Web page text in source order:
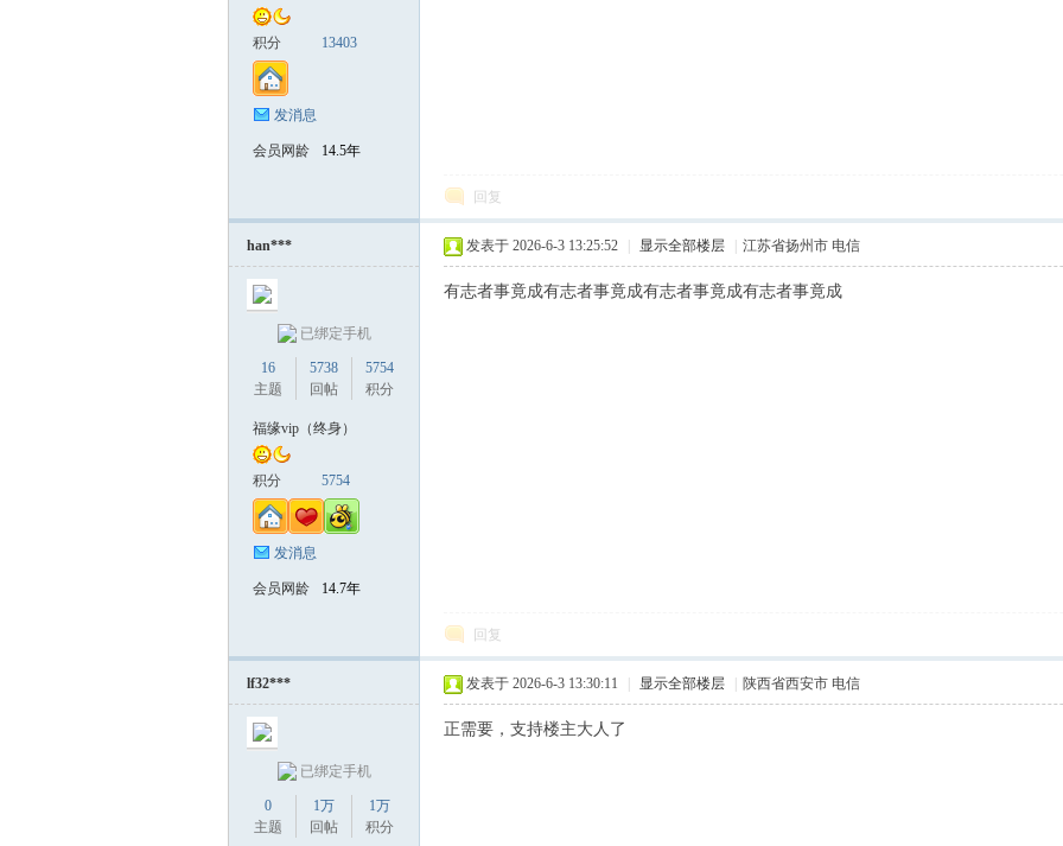
积分 13403
发消息
会员网龄 14.5年
回复
han***
已绑定手机
16
主题
5738
回帖
5754
积分
福缘vip（终身）
积分 5754
发消息
会员网龄 14.7年
发表于 2026-6-3 13:25:52 显示全部楼层 江苏省扬州市 电信
有志者事竟成有志者事竟成有志者事竟成有志者事竟成
回复
lf32***
已绑定手机
0
主题
1万
回帖
1万
积分
发表于 2026-6-3 13:30:11 显示全部楼层 陕西省西安市 电信
正需要，支持楼主大人了